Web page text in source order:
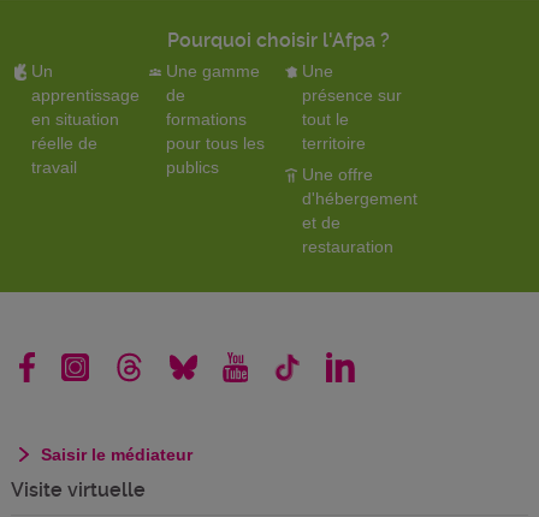
Pourquoi choisir l'Afpa ?
Un
apprentissage
en situation
réelle de
travail
Une gamme
de
formations
pour tous les
publics
Une
présence sur
tout le
territoire
Une offre
d'hébergement
et de
restauration
Saisir le médiateur
Visite virtuelle